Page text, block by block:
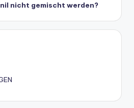
nicht gemischt werden?